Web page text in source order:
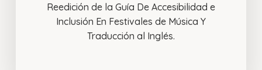
Reedición de la Guía De Accesibilidad e
Inclusión En Festivales de Música Y
Traducción al Inglés.